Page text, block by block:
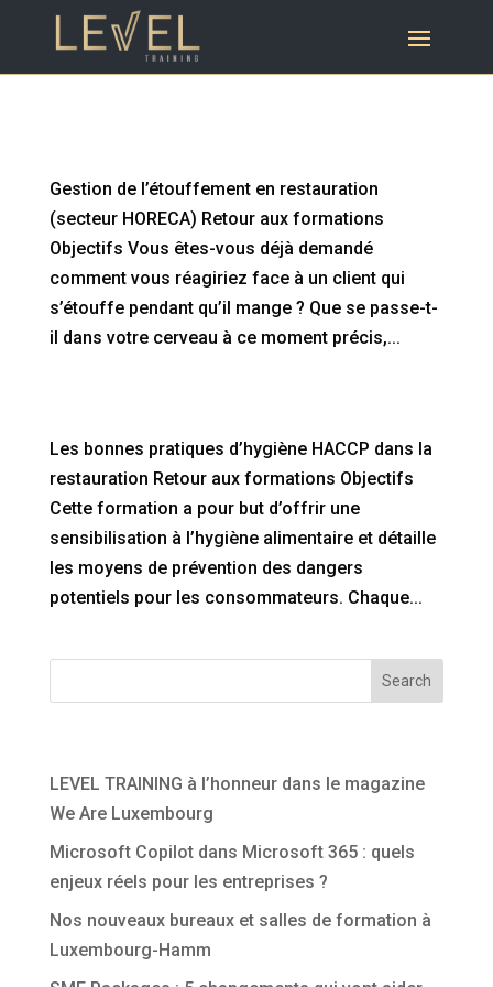
Gestion de l’étouffement en restauration
(secteur HORECA) Retour aux formations
Objectifs Vous êtes-vous déjà demandé
comment vous réagiriez face à un client qui
s’étouffe pendant qu’il mange ? Que se passe-t-
il dans votre cerveau à ce moment précis,...
Les bonnes pratiques d’hygiène HACCP dans la
restauration Retour aux formations Objectifs
Cette formation a pour but d’offrir une
sensibilisation à l’hygiène alimentaire et détaille
les moyens de prévention des dangers
potentiels pour les consommateurs. Chaque...
Search
LEVEL TRAINING à l’honneur dans le magazine
We Are Luxembourg
Microsoft Copilot dans Microsoft 365 : quels
enjeux réels pour les entreprises ?
Nos nouveaux bureaux et salles de formation à
Luxembourg-Hamm